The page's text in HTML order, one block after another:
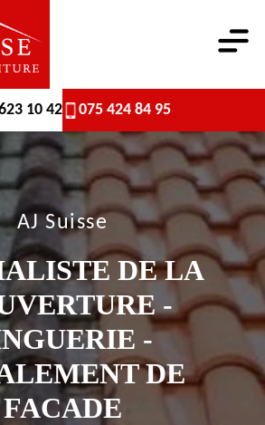
10 42 075 424 84 95
AJ Suisse
DE LA
-
-
DE
FACADE